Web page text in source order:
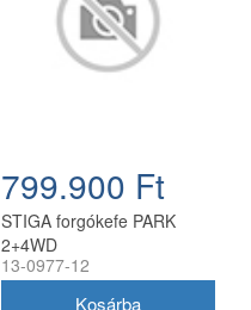
799.900 Ft
STIGA forgókefe PARK
2+4WD
13-0977-12